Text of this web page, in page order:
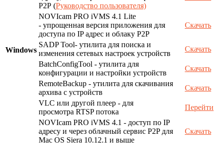
Windows
P2P (Руководство пользователя)
NOVIcam PRO iVMS 4.1 Lite
- упрощенная версия приложения для
доступа по IP адрес и облаку P2P
Скачать
SADP Tool- утилита для поиска и
изменения сетевых настроек устройств
Скачать
BatchConfigTool - утилита для
конфигурации и настройки устройств
Скачать
RemoteBackup - утилита для скачивания
архива с устройств
Скачать
VLC или другой плеер - для
просмотра RTSP потока
Перейти
NOVIcam PRO iVMS 4.1 - доступ по IP
адресу и через облачный сервис P2P для
Mac OS Siera 10.12.1 и выше
Скачать